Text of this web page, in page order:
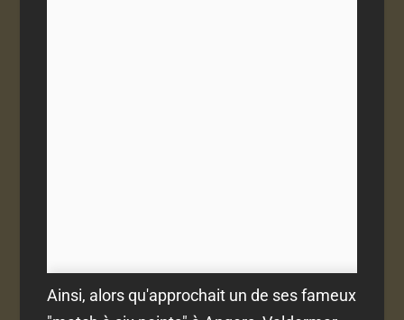
Ainsi, alors qu'approchait un de ses fameux